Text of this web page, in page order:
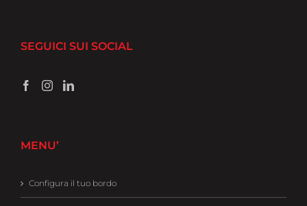
SEGUICI SUI SOCIAL
MENU’
Configura il tuo bordo